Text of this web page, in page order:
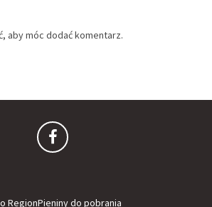
, aby móc dodać komentarz.
RegionPieniny do pobrania